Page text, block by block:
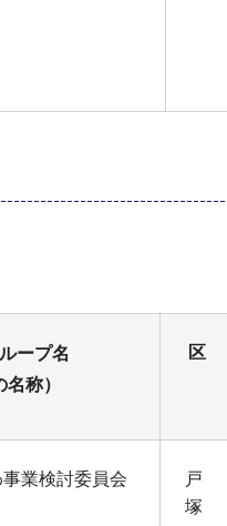
ープ名
名称）
区
業検討委員会
戸
塚